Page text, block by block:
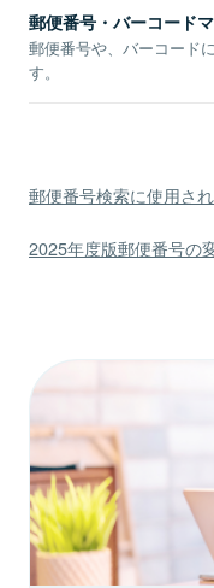
郵便番号・バーコード
郵便番号や、バーコード
す。
郵便番号検索に使用さ
2025年度版郵便番号の